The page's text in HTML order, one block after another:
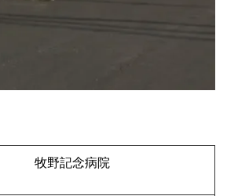
牧野記念病院